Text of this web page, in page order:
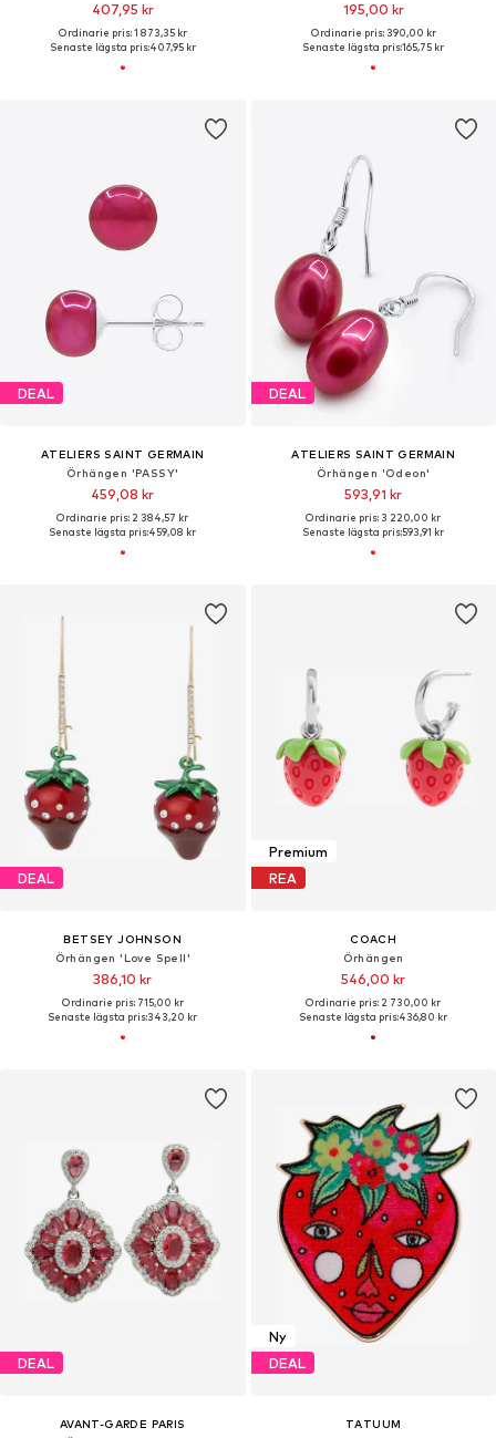
407,95 kr
Ordinarie pris: 1 873,35 kr
Senaste lägsta pris:407,95 kr
195,00 kr
Ordinarie pris: 390,00 kr
Senaste lägsta pris:165,75 kr
DEAL
ATELIERS SAINT GERMAIN
Örhängen 'PASSY'
459,08 kr
Ordinarie pris: 2 384,57 kr
Senaste lägsta pris:459,08 kr
DEAL
ATELIERS SAINT GERMAIN
Örhängen 'Odeon'
593,91 kr
Ordinarie pris: 3 220,00 kr
Senaste lägsta pris:593,91 kr
DEAL
BETSEY JOHNSON
Örhängen 'Love Spell'
386,10 kr
Ordinarie pris: 715,00 kr
Senaste lägsta pris:343,20 kr
Premium
REA
COACH
Örhängen
546,00 kr
Ordinarie pris: 2 730,00 kr
Senaste lägsta pris:436,80 kr
DEAL
AVANT-GARDE PARIS
Ny
DEAL
TATUUM